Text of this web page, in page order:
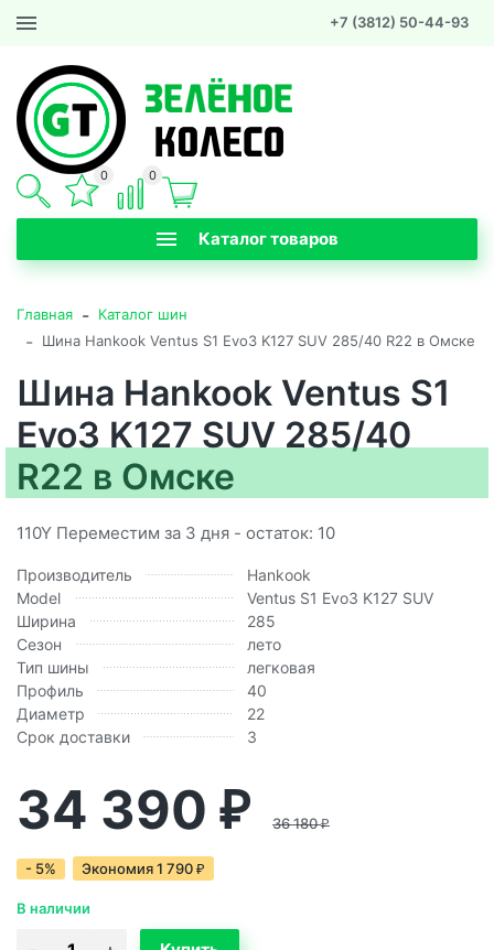
+7 (3812) 50-44-93
Каталог товаров
0 0
Главная - Каталог шин
- Шина Hankook Ventus S1 Evo3 K127 SUV 285/40 R22 в Омске
Шина Hankook Ventus S1
Evo3 K127 SUV 285/40
R22 в Омске
110Y Переместим за 3 дня - остаток: 10
Производитель
Hankook
Model
Ventus S1 Evo3 K127 SUV
Ширина
285
Сезон
лето
Тип шины
легковая
Профиль
40
Диаметр
22
Срок доставки
3
34 390 ₽ 36 180₽
- 5% Экономия1 790 ₽
В наличии